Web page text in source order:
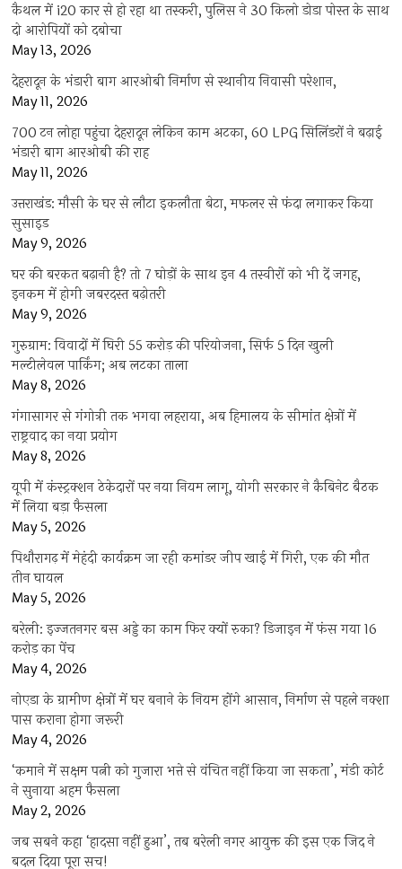
कैथल में i20 कार से हो रहा था तस्करी, पुलिस ने 30 किलो डोडा पोस्त के साथ
दो आरोपियों को दबोचा
May 13, 2026
देहरादून के भंडारी बाग आरओबी निर्माण से स्थानीय निवासी परेशान,
May 11, 2026
700 टन लोहा पहुंचा देहरादून लेकिन काम अटका, 60 LPG सिलिंडरों ने बढ़ाई
भंडारी बाग आरओबी की राह
May 11, 2026
उत्तराखंड: मौसी के घर से लौटा इकलौता बेटा, मफलर से फंदा लगाकर किया
सुसाइड
May 9, 2026
घर की बरकत बढ़ानी है? तो 7 घोड़ों के साथ इन 4 तस्वीरों को भी दें जगह,
इनकम में होगी जबरदस्त बढ़ोतरी
May 9, 2026
गुरुग्राम: विवादों में घिरी 55 करोड़ की परियोजना, सिर्फ 5 दिन खुली
मल्टीलेवल पार्किंग; अब लटका ताला
May 8, 2026
गंगासागर से गंगोत्री तक भगवा लहराया, अब हिमालय के सीमांत क्षेत्रों में
राष्ट्रवाद का नया प्रयोग
May 8, 2026
यूपी में कंस्ट्रक्शन ठेकेदारों पर नया नियम लागू, योगी सरकार ने कैबिनेट बैठक
में लिया बड़ा फैसला
May 5, 2026
पिथौरागढ़ में मेहंदी कार्यक्रम जा रही कमांडर जीप खाई में गिरी, एक की मौत
तीन घायल
May 5, 2026
बरेली: इज्जतनगर बस अड्डे का काम फिर क्यों रुका? डिजाइन में फंस गया 16
करोड़ का पेंच
May 4, 2026
नोएडा के ग्रामीण क्षेत्रों में घर बनाने के नियम होंगे आसान, निर्माण से पहले नक्शा
पास कराना होगा जरूरी
May 4, 2026
‘कमाने में सक्षम पत्नी को गुजारा भत्ते से वंचित नहीं किया जा सकता’, मंडी कोर्ट
ने सुनाया अहम फैसला
May 2, 2026
जब सबने कहा ‘हादसा नहीं हुआ’, तब बरेली नगर आयुक्त की इस एक जिद ने
बदल दिया पूरा सच!